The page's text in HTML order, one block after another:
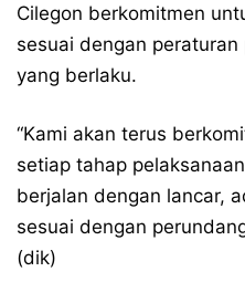
Cilegon berkomitmen
sesuai dengan
yang berlaku.
“Kami akan terus
setiap tahap
berjalan dengan lancar,
sesuai dengan
(dik)